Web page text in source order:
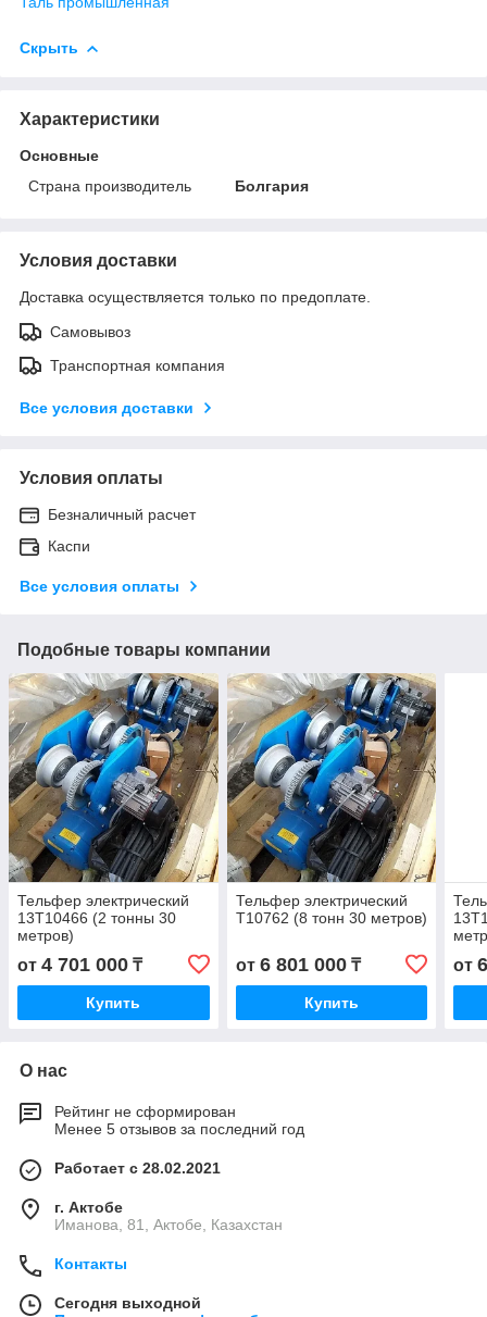
Скрыть
Характеристики
Основные
Страна производитель
Болгария
Условия доставки
Доставка осуществляется только по предоплате.
Самовывоз
Транспортная компания
Все условия доставки
Условия оплаты
Безналичный расчет
Каспи
Все условия оплаты
Подобные товары компании
Тельфер электрический
13Т10466 (2 тонны 30
метров)
от 4 701 000 ₸
Купить
Тельфер электрический
Т10762 (8 тонн 30 метров)
от 6 801 000₸
Купить
от
О нас
Рейтинг не сформирован
Менее 5 отзывов за последний год
Работает с 28.02.2021
г. Актобе
Иманова, 81, Актобе, Казахстан
Контакты
Сегодня выходной